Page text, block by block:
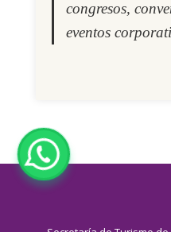
congresos,
eventos